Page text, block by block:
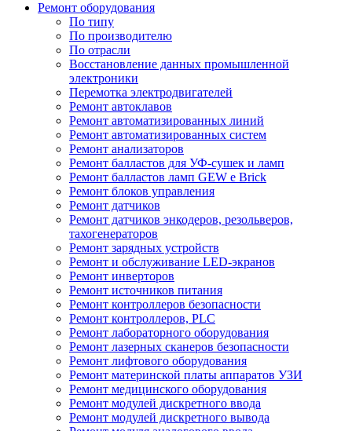
Ремонт оборудования
По типу
По производителю
По отрасли
Восстановление данных промышленной
электроники
Перемотка электродвигателей
Ремонт автоклавов
Ремонт автоматизированных линий
Ремонт автоматизированных систем
Ремонт анализаторов
Ремонт балластов для УФ-сушек и ламп
Ремонт балластов ламп GEW e Brick
Ремонт блоков управления
Ремонт датчиков
Ремонт датчиков энкодеров, резольверов,
тахогенераторов
Ремонт зарядных устройств
Ремонт и обслуживание LED-экранов
Ремонт инверторов
Ремонт источников питания
Ремонт контроллеров безопасности
Ремонт контроллеров, PLC
Ремонт лабораторного оборудования
Ремонт лазерных сканеров безопасности
Ремонт лифтового оборудования
Ремонт материнской платы аппаратов УЗИ
Ремонт медицинского оборудования
Ремонт модулей дискретного ввода
Ремонт модулей дискретного вывода